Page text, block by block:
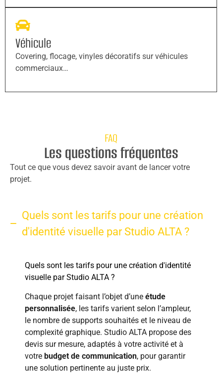
Véhicule
Covering, flocage, vinyles décoratifs sur véhicules
commerciaux…
FAQ
Les questions fréquentes
Tout ce que vous devez savoir avant de lancer votre
projet.
Quels sont les tarifs pour une création
d'identité visuelle par Studio ALTA ?
Quels sont les tarifs pour une création d'identité
visuelle par Studio ALTA ?
Chaque projet faisant l’objet d’une étude
personnalisée, les tarifs varient selon l’ampleur,
le nombre de supports souhaités et le niveau de
complexité graphique. Studio ALTA propose des
devis sur mesure, adaptés à votre activité et à
votre budget de communication, pour garantir
une solution pertinente au juste prix.